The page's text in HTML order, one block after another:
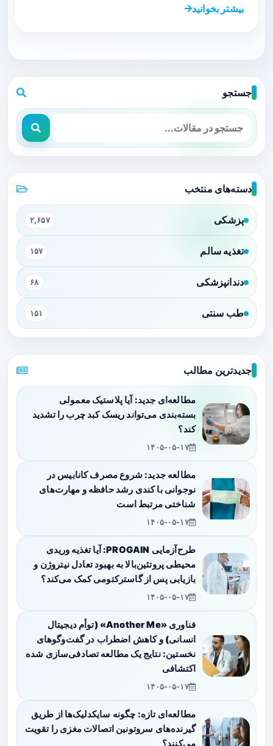
بیشتر بخوانید
جستجو
دسته‌های منتخب
پزشکی ۲,۶۵۷
تغذیه سالم ۱۵۷
دندانپزشکی ۶۸
طب سنتی ۱۵۱
جدیدترین مطالب
مطالعه‌ای جدید: آیا پلاستیک معمولی
بسته‌بندی می‌تواند ریسک کبد چرب را تشدید
کند؟
۱۴۰۵-۰۵-۱۷
مطالعه جدید: شروع مصرف کانابیس در
نوجوانی با کندی رشد حافظه و مهارت‌های
شناختی مرتبط است
۱۴۰۵-۰۵-۱۷
طرح‌آزمایی PROGAIN: آیا تغذیه وریدی
محیطی پروتئین‌بالا به بهبود تعادل نیتروژن و
بازیابی پس از گاسترکتومی کمک می‌کند؟
۱۴۰۵-۰۵-۱۷
فناوری «Another Me» (توأم دیجیتال
انسانی) و کاهش اضطراب در گفت‌وگوهای
نخستین: نتایج یک مطالعه تصادفی‌سازی شده
اکتشافی
۱۴۰۵-۰۵-۱۷
مطالعه‌ای تازه: چگونه سایکدلیک‌ها از طریق
گیرنده‌های سروتونین اتصالات مغزی را تقویت